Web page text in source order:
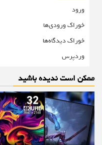
ورود
خوراک ورودی‌ها
خوراک دیدگاه‌ها
وردپرس
ممکن است ندیده باشید